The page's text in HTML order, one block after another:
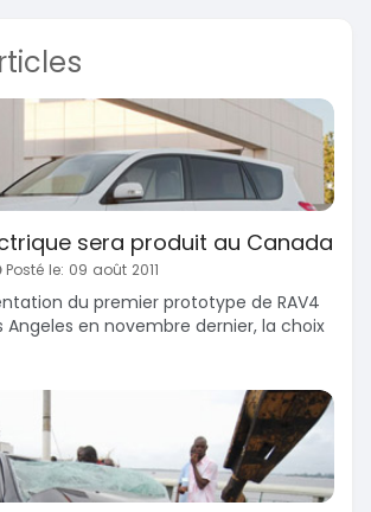
sera produit au Canada
Posté le: 09 août 2011
du premier prototype de RAV4
Angeles en novembre dernier, la choix